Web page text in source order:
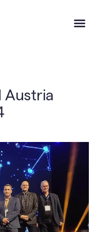
Austria